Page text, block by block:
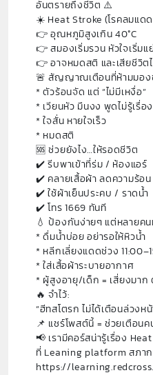
อันตรายถึงชีวิต ⚠️
☀️ Heat Stroke (โรคลมแด
👉 อุณหภูมิสูงเกิน 40°C
👉 สมองเริ่มรวน หัวใจเริ่มแ
👉 อาจหมดสติ และเสียชีวิต
🚨 สัญญาณเตือนที่ห้ามมอง
* ตัวร้อนจัด แต่ “ไม่มีเหงื่อ”
* เวียนหัว มึนงง พูดไม่รู้เรื่อง
* ใจสั่น หายใจเร็ว
* หมดสติ
🆘 ช่วยยังไง…ให้รอดชีวิต
✔️ รีบพาเข้าที่ร่ม / ห้องแอร์
✔️ คลายเสื้อผ้า ลดความร้อน
✔️ ใช้ผ้าเย็นประคบ / ราดน้ำ
✔️ โทร 1669 ทันที
💧 ป้องกันง่ายๆ แต่หลายค
* ดื่มน้ำบ่อย อย่ารอให้หิวน้ำ
* หลีกเลี่ยงแดดช่วง
* ใส่เสื้อผ้าระบายอากาศ
* ผู้สูงอายุ/เด็ก = เสี่ยงมาก
🔥 จำไว้:
“ฮีทสโตรก ไม่ได้เตือนล่วง
📌 แชร์โพสต์นี้ = ช่วยเตือน
📢 เรามีคอร์สน่ารู้เรื่อง
ที่ Leaning platform สภาก
https://